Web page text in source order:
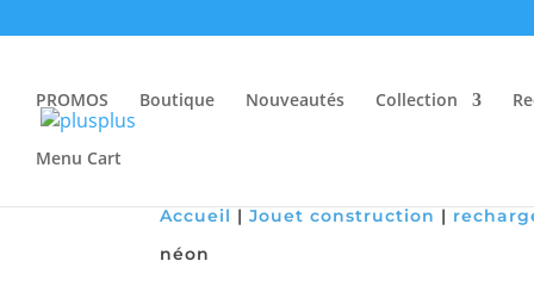
PROMOS Boutique Nouveautés Collection
Menu Cart
Accueil |Jouet construction |
néon